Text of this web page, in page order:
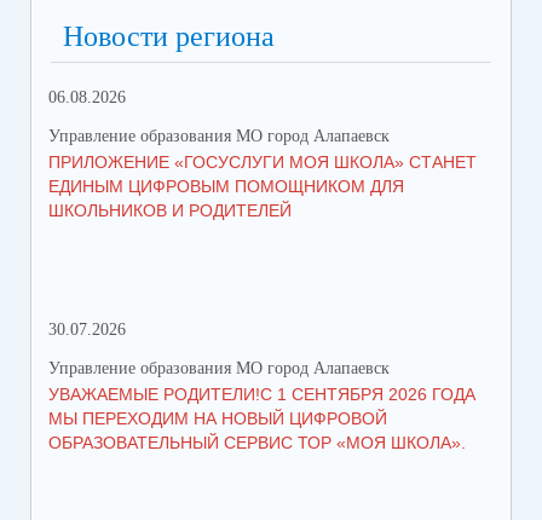
Новости региона
06.08.2026
Управление образования МО город Алапаевск
ПРИЛОЖЕНИЕ «ГОСУСЛУГИ МОЯ ШКОЛА» СТАНЕТ
ЕДИНЫМ ЦИФРОВЫМ ПОМОЩНИКОМ ДЛЯ
ШКОЛЬНИКОВ И РОДИТЕЛЕЙ
30.07.2026
Управление образования МО город Алапаевск
УВАЖАЕМЫЕ РОДИТЕЛИ!С 1 СЕНТЯБРЯ 2026 ГОДА
МЫ ПЕРЕХОДИМ НА НОВЫЙ ЦИФРОВОЙ
ОБРАЗОВАТЕЛЬНЫЙ СЕРВИС ТОР «МОЯ ШКОЛА».